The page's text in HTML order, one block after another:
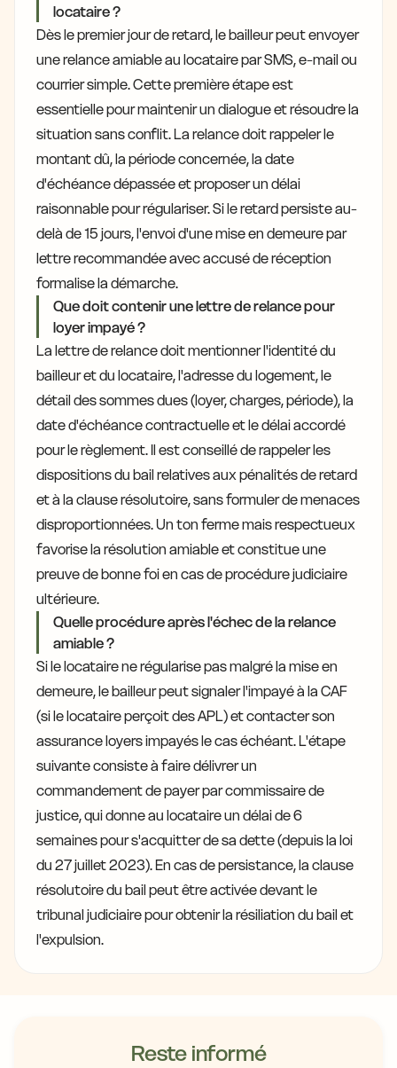
locataire ?
Dès le premier jour de retard, le bailleur peut envoyer
une relance amiable au locataire par SMS, e-mail ou
courrier simple. Cette première étape est
essentielle pour maintenir un dialogue et résoudre la
situation sans conflit. La relance doit rappeler le
montant dû, la période concernée, la date
d'échéance dépassée et proposer un délai
raisonnable pour régulariser. Si le retard persiste au-
delà de 15 jours, l'envoi d'une mise en demeure par
lettre recommandée avec accusé de réception
formalise la démarche.
Que doit contenir une lettre de relance pour
loyer impayé ?
La lettre de relance doit mentionner l'identité du
bailleur et du locataire, l'adresse du logement, le
détail des sommes dues (loyer, charges, période), la
date d'échéance contractuelle et le délai accordé
pour le règlement. Il est conseillé de rappeler les
dispositions du bail relatives aux pénalités de retard
et à la clause résolutoire, sans formuler de menaces
disproportionnées. Un ton ferme mais respectueux
favorise la résolution amiable et constitue une
preuve de bonne foi en cas de procédure judiciaire
ultérieure.
Quelle procédure après l'échec de la relance
amiable ?
Si le locataire ne régularise pas malgré la mise en
demeure, le bailleur peut signaler l'impayé à la CAF
(si le locataire perçoit des APL) et contacter son
assurance loyers impayés le cas échéant. L'étape
suivante consiste à faire délivrer un
commandement de payer par commissaire de
justice, qui donne au locataire un délai de 6
semaines pour s'acquitter de sa dette (depuis la loi
du 27 juillet 2023). En cas de persistance, la clause
résolutoire du bail peut être activée devant le
tribunal judiciaire pour obtenir la résiliation du bail et
l'expulsion.
Reste informé